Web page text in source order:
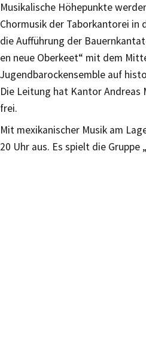
Musikalische Höhepunkte
Chormusik der Taborkantorei in
die Aufführung der
en neue Oberkeet“ mit dem
Jugendbarockensemble auf
Die Leitung hat Kantor
frei.
Mit mexikanischer Musik am
20 Uhr aus. Es spielt die Gruppe